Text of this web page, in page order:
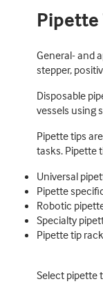
Pipette
General- and
stepper,
Disposable
vessels using
Pipette tips
tasks. Pipette
Universal
Pipette
Robotic
Specialty
Pipette tip
Select pipette